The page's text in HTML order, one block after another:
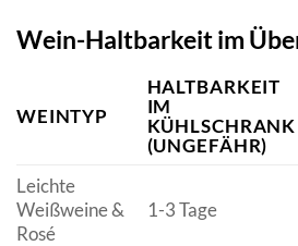
Wein-Haltbarkeit im
WEINTYP
HALTBARKEIT
IM
KÜHLSCHRANK
(UNGEFÄHR)
Leichte
Weißweine &
Rosé
1-3 Tage